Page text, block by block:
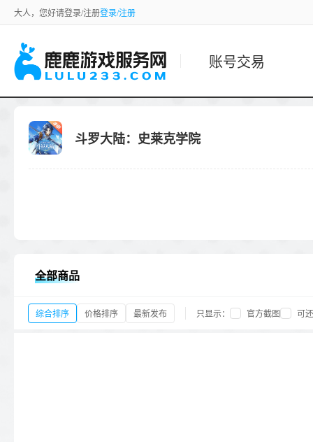
大人，您好请登录/注册登录/注册
账号交易
斗罗大陆：史莱克学院
全部商品
综合排序 价格排序 最新发布 只显示： 官方截图 可